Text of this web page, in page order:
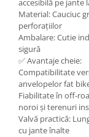
accesibilă pe jante
Material: Cauciuc
perforațiilor
Ambalare: Cutie
sigură
✅ Avantaje cheie:
Compatibilitate
anvelopelor fat
Fiabilitate în off-
noroi și terenuri
Valvă practică:
cu jante înalte